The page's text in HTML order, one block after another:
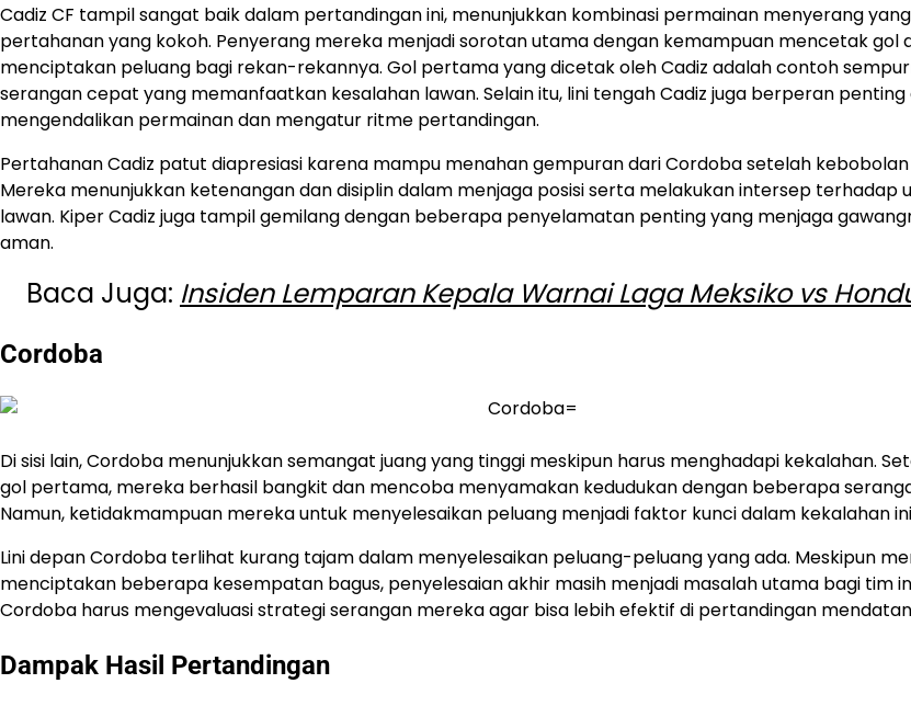
Cadiz CF tampil sangat baik dalam pertandingan ini, menunjukkan kombinasi permainan menyerang
pertahanan yang kokoh. Penyerang mereka menjadi sorotan utama dengan kemampuan mencetak gol
menciptakan peluang bagi rekan-rekannya. Gol pertama yang dicetak oleh Cadiz adalah contoh
serangan cepat yang memanfaatkan kesalahan lawan. Selain itu, lini tengah Cadiz juga berperan
mengendalikan permainan dan mengatur ritme pertandingan.
Pertahanan Cadiz patut diapresiasi karena mampu menahan gempuran dari Cordoba setelah
Mereka menunjukkan ketenangan dan disiplin dalam menjaga posisi serta melakukan intersep terhadap
lawan. Kiper Cadiz juga tampil gemilang dengan beberapa penyelamatan penting yang menjaga
aman.
Baca Juga: Insiden Lemparan Kepala Warnai Laga Meksiko vs
Cordoba
Di sisi lain, Cordoba menunjukkan semangat juang yang tinggi meskipun harus menghadapi kekalahan.
gol pertama, mereka berhasil bangkit dan mencoba menyamakan kedudukan dengan beberapa
Namun, ketidakmampuan mereka untuk menyelesaikan peluang menjadi faktor kunci dalam kekalahan
Lini depan Cordoba terlihat kurang tajam dalam menyelesaikan peluang-peluang yang ada. Meskipun
menciptakan beberapa kesempatan bagus, penyelesaian akhir masih menjadi masalah utama bagi tim
Cordoba harus mengevaluasi strategi serangan mereka agar bisa lebih efektif di pertandingan
Dampak Hasil Pertandingan